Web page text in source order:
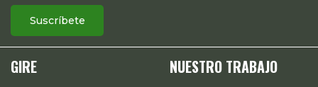
GIRE NUESTRO TRABAJO